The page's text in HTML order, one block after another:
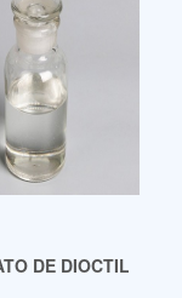
buena calidad
DE DIOCTILO